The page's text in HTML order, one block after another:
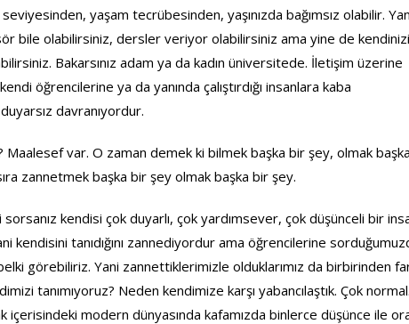
yaşam tecrübesinden, yaşınızda bağımsız olabilir.
bile olabilirsiniz, dersler veriyor olabilirsiniz ama yine de kendinizi
Bakarsınız adam ya da kadın üniversitede. İletişim üzerine
öğrencilerine ya da yanında çalıştırdığı insanlara kaba
davranıyordur.
Maalesef var. O zaman demek ki bilmek başka bir şey, olmak
zannetmek başka bir şey olmak başka bir şey.
kendisi çok duyarlı, çok yardımsever, çok düşünceli bir
kendisini tanıdığını zannediyordur ama öğrencilerine
görebiliriz. Yani zannettiklerimizle olduklarımız da birbirinden
tanımıyoruz? Neden kendimize karşı yabancılaştık. Çok normal.
içerisindeki modern dünyasında kafamızda binlerce düşünce ile